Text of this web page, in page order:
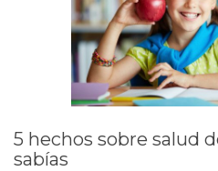
5 hechos sobre salud
sabías